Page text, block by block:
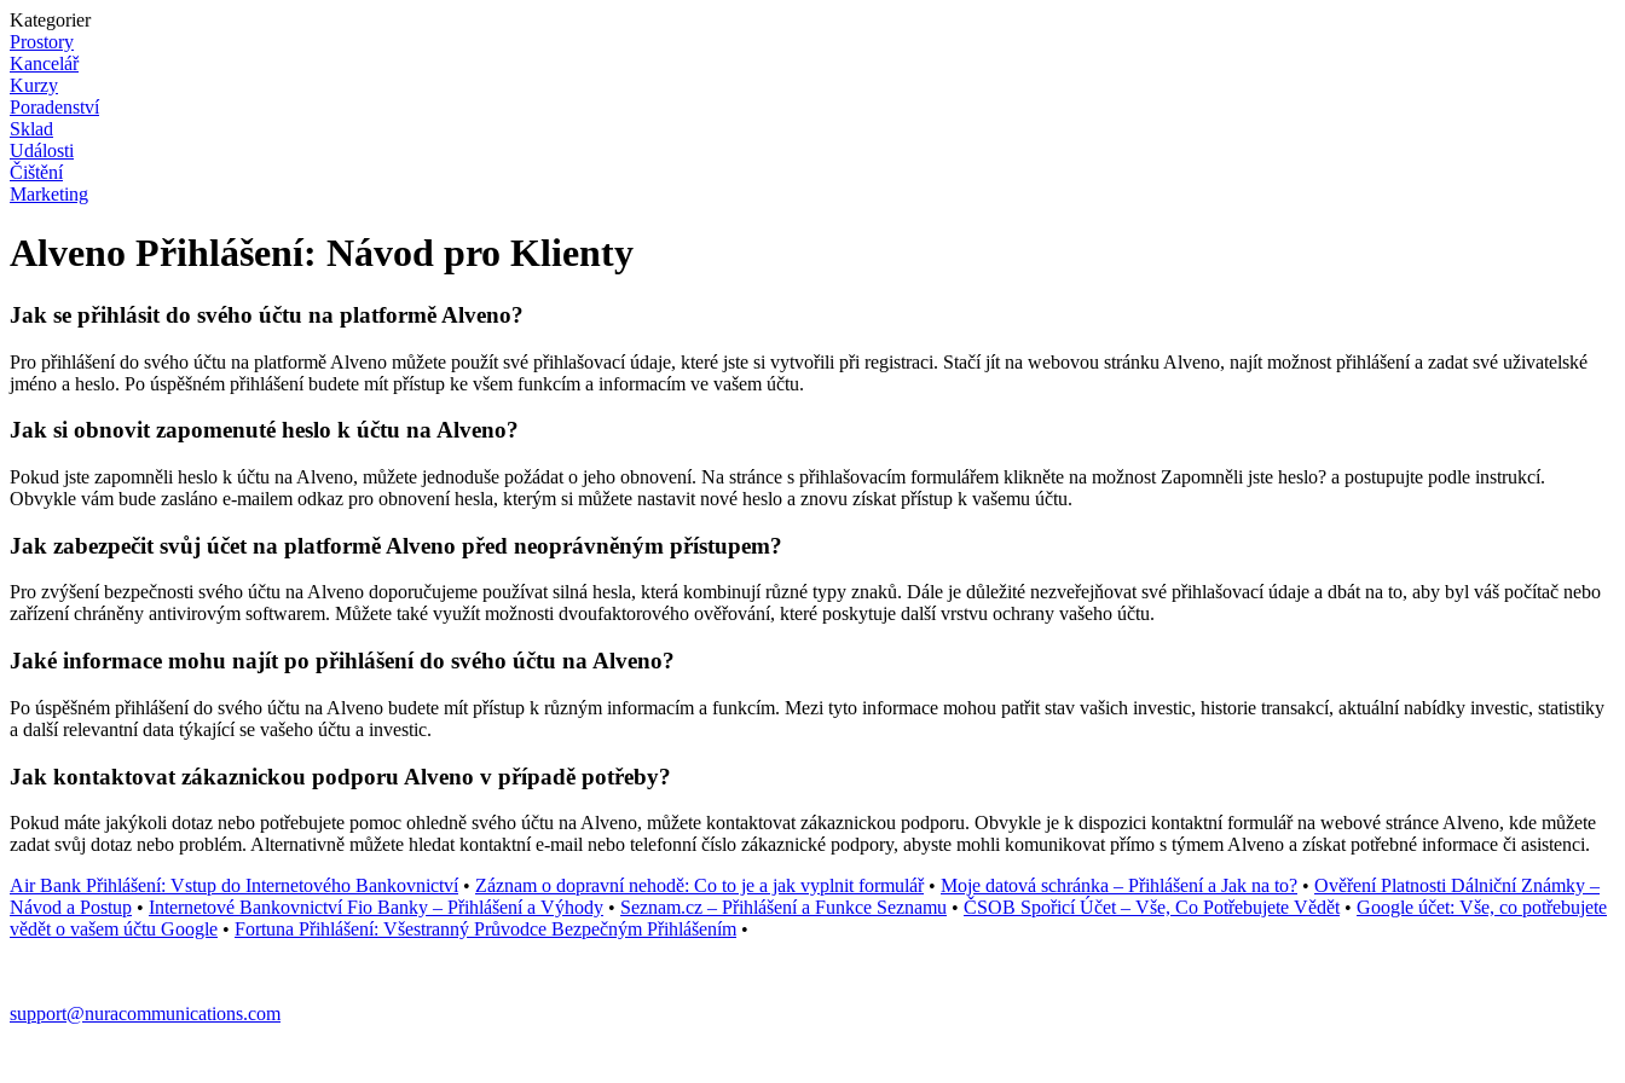
Kategorier
Prostory
Kancelář
Kurzy
Poradenství
Sklad
Události
Čištění
Marketing
Alveno Přihlášení: Návod pro Klienty
Jak se přihlásit do svého účtu na platformě Alveno?
Pro přihlášení do svého účtu na platformě Alveno můžete použít své přihlašovací údaje, které jste si vytvořili při registraci. Stačí jít na webovou stránku Alveno, najít možnost přihlášení a zadat své uživatelské
jméno a heslo. Po úspěšném přihlášení budete mít přístup ke všem funkcím a informacím ve vašem účtu.
Jak si obnovit zapomenuté heslo k účtu na Alveno?
Pokud jste zapomněli heslo k účtu na Alveno, můžete jednoduše požádat o jeho obnovení. Na stránce s přihlašovacím formulářem klikněte na možnost Zapomněli jste heslo? a postupujte podle instrukcí.
Obvykle vám bude zasláno e-mailem odkaz pro obnovení hesla, kterým si můžete nastavit nové heslo a znovu získat přístup k vašemu účtu.
Jak zabezpečit svůj účet na platformě Alveno před neoprávněným přístupem?
Pro zvýšení bezpečnosti svého účtu na Alveno doporučujeme používat silná hesla, která kombinují různé typy znaků. Dále je důležité nezveřejňovat své přihlašovací údaje a dbát na to, aby byl váš počítač nebo
zařízení chráněny antivirovým softwarem. Můžete také využít možnosti dvoufaktorového ověřování, které poskytuje další vrstvu ochrany vašeho účtu.
Jaké informace mohu najít po přihlášení do svého účtu na Alveno?
Po úspěšném přihlášení do svého účtu na Alveno budete mít přístup k různým informacím a funkcím. Mezi tyto informace mohou patřit stav vašich investic, historie transakcí, aktuální nabídky investic, statistiky
a další relevantní data týkající se vašeho účtu a investic.
Jak kontaktovat zákaznickou podporu Alveno v případě potřeby?
Pokud máte jakýkoli dotaz nebo potřebujete pomoc ohledně svého účtu na Alveno, můžete kontaktovat zákaznickou podporu. Obvykle je k dispozici kontaktní formulář na webové stránce Alveno, kde můžete
zadat svůj dotaz nebo problém. Alternativně můžete hledat kontaktní e-mail nebo telefonní číslo zákaznické podpory, abyste mohli komunikovat přímo s týmem Alveno a získat potřebné informace či asistenci.
Air Bank Přihlášení: Vstup do Internetového Bankovnictví• Záznam o dopravní nehodě: Co to je a jak vyplnit formulář• Moje datová schránka – Přihlášení a Jak na to? • Ověření Platnosti Dálniční Známky –
Návod a Postup • Internetové Bankovnictví Fio Banky – Přihlášení a Výhody • Seznam.cz – Přihlášení a Funkce Seznamu • ČSOB Spořicí Účet – Vše, Co Potřebujete Vědět • Google účet: Vše, co potřebujete
vědět o vašem účtu Google • Fortuna Přihlášení: Všestranný Průvodce Bezpečným Přihlášením •
support@nuracommunications.com